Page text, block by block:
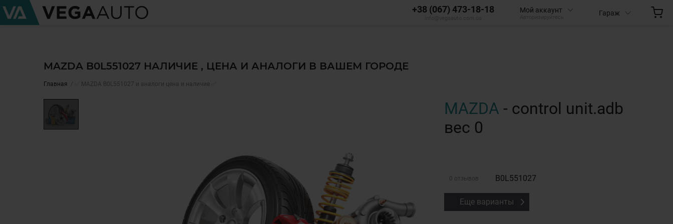
+38 (067) 473-18-18 Мой аккаунт Гараж
MAZDA B0L551027 НАЛИЧИЕ , ЦЕНА И АНАЛОГИ В ВАШЕМ ГОРОДЕ
Главная ✅ MAZDA B0L551027 и аналоги цена и наличие ✅
MAZDA - control unit.adb
вес 0
0 отзывов B0L551027
Еще варианты